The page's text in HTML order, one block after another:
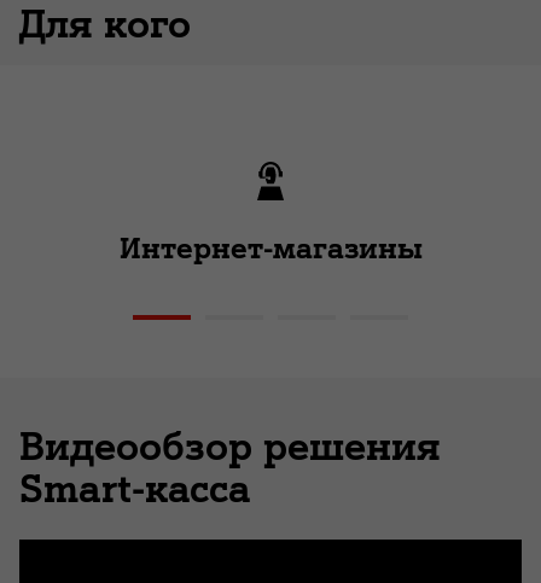
Для кого
Интернет-магазины
Видеообзор решения
Smart-касса